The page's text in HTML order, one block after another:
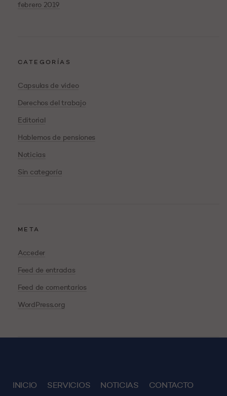
febrero 2019
CATEGORÍAS
Capsulas de video
Derechos del trabajo
Editorial
Hablemos de pensiones
Noticias
Sin categoría
META
Acceder
Feed de entradas
Feed de comentarios
WordPress.org
INICIO SERVICIOS NOTICIAS CONTACTO